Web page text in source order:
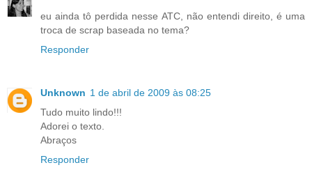
eu ainda tô perdida nesse ATC, não entendi direito, é uma
troca de scrap baseada no tema?
Responder
Unknown 1 de abril de 2009 às 08:25
Tudo muito lindo!!!
Adorei o texto.
Abraços
Responder